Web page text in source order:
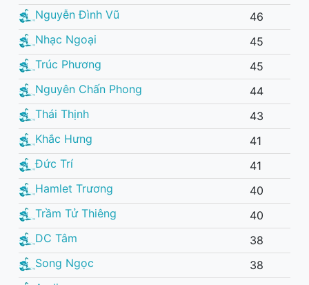
Nguyễn Đình Vũ
46
Nhạc Ngoại
45
Trúc Phương
45
Nguyên Chấn Phong
44
Thái Thịnh
43
Khắc Hưng
41
Đức Trí
41
Hamlet Trương
40
Trầm Tử Thiêng
40
DC Tâm
38
Song Ngọc
38